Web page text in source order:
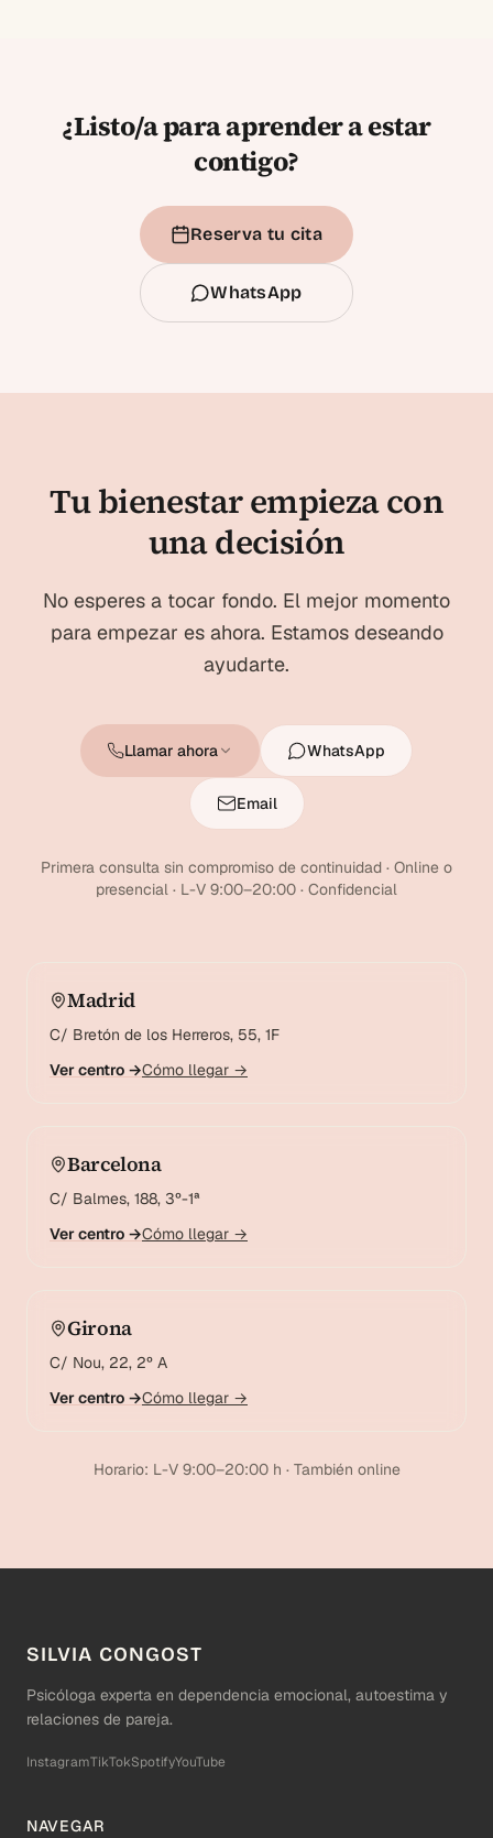
¿Listo/a para aprender a estar
contigo?
Reserva tu cita
WhatsApp
Tu bienestar empieza con
una decisión
No esperes a tocar fondo. El mejor momento
para empezar es ahora. Estamos deseando
ayudarte.
Llamar ahora WhatsApp
Email
Primera consulta sin compromiso de continuidad · Online o
presencial · L-V 9:00–20:00 · Confidencial
Madrid
C/ Bretón de los Herreros, 55, 1F
Ver centro →Cómo llegar →
Barcelona
C/ Balmes, 188, 3º-1ª
Ver centro →Cómo llegar →
Girona
C/ Nou, 22, 2º A
Ver centro →Cómo llegar →
Horario: L-V 9:00–20:00 h · También online
SILVIA CONGOST
Psicóloga experta en dependencia emocional, autoestima y
relaciones de pareja.
InstagramTikTokSpotifyYouTube
NAVEGAR